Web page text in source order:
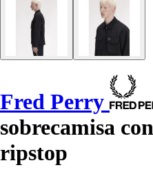
Fred Perry
sobrecamisa
ripstop